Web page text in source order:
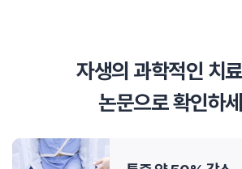
자생의 과학적인 치
논문으로 확인하